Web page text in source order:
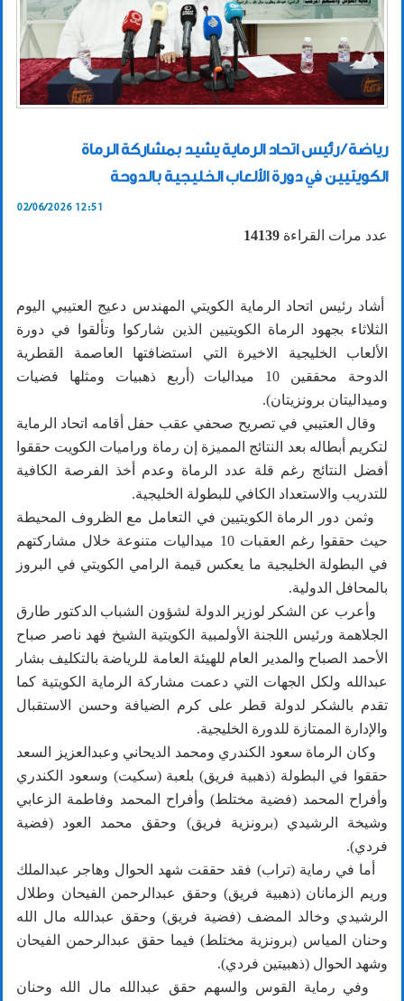
رياضة / رئيس اتحاد الرماية يشيد بمشاركة الرماة
الكويتيين في دورة الألعاب الخليجية بالدوحة
02/06/2026 12:51
عدد مرات القراءة 14139
أشاد رئيس اتحاد الرماية الكويتي المهندس دعيج العتيبي اليوم
الثلاثاء بجهود الرماة الكويتيين الذين شاركوا وتألقوا في دورة
الألعاب الخليجية الاخيرة التي استضافتها العاصمة القطرية
الدوحة محققين 10 ميداليات (أربع ذهبيات ومثلها فضيات
وميداليتان برونزيتان).
وقال العتيبي في تصريح صحفي عقب حفل أقامه اتحاد الرماية
لتكريم أبطاله بعد النتائج المميزة إن رماة وراميات الكويت حققوا
أفضل النتائج رغم قلة عدد الرماة وعدم أخذ الفرصة الكافية
للتدريب والاستعداد الكافي للبطولة الخليجية.
وثمن دور الرماة الكويتيين في التعامل مع الظروف المحيطة
حيث حققوا رغم العقبات 10 ميداليات متنوعة خلال مشاركتهم
في البطولة الخليجية ما يعكس قيمة الرامي الكويتي في البروز
بالمحافل الدولية.
وأعرب عن الشكر لوزير الدولة لشؤون الشباب الدكتور طارق
الجلاهمة ورئيس اللجنة الأولمبية الكويتية الشيخ فهد ناصر صباح
الأحمد الصباح والمدير العام للهيئة العامة للرياضة بالتكليف بشار
عبدالله ولكل الجهات التي دعمت مشاركة الرماية الكويتية كما
تقدم بالشكر لدولة قطر على كرم الضيافة وحسن الاستقبال
والإدارة الممتازة للدورة الخليجية.
وكان الرماة سعود الكندري ومحمد الديحاني وعبدالعزيز السعد
حققوا في البطولة (ذهبية فريق) بلعبة (سكيت) وسعود الكندري
وأفراح المحمد (فضية مختلط) وأفراح المحمد وفاطمة الزعابي
وشيخة الرشيدي (برونزية فريق) وحقق محمد العود (فضية
فردي).
أما في رماية (تراب) فقد حققت شهد الحوال وهاجر عبدالملك
وريم الزمانان (ذهبية فريق) وحقق عبدالرحمن الفيحان وطلال
الرشيدي وخالد المضف (فضية فريق) وحقق عبدالله مال الله
وحنان المياس (برونزية مختلط) فيما حقق عبدالرحمن الفيحان
وشهد الحوال (ذهبيتين فردي).
وفي رماية القوس والسهم حقق عبدالله مال الله وحنان